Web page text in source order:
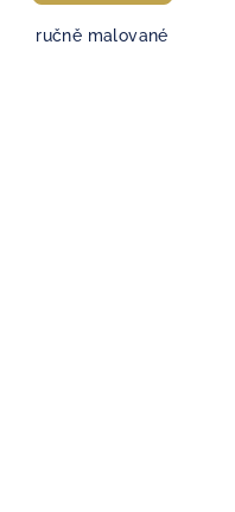
ručně malované